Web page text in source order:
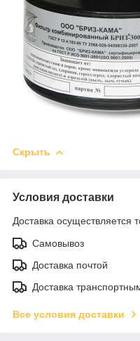
Скрыть
Условия доставки
Доставка осуществляется
Самовывоз
Доставка почтой
Доставка
Все условия доставки